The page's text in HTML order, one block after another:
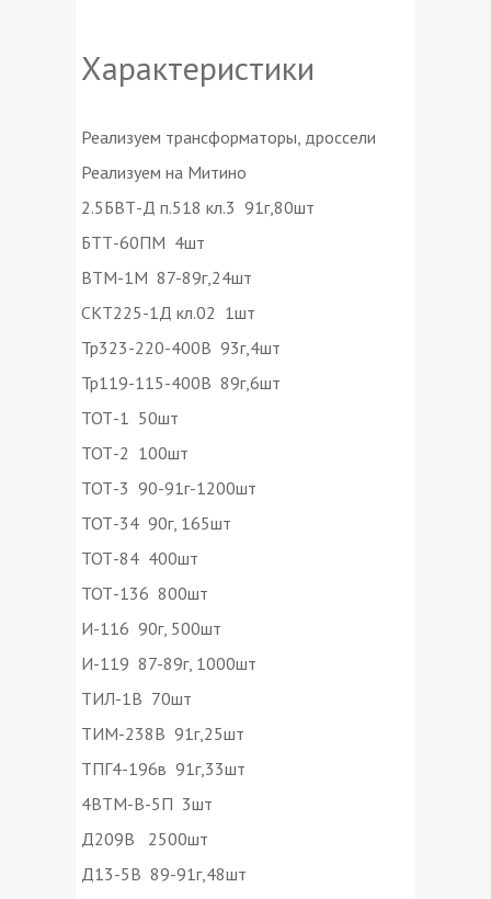
Характеристики
Реализуем трансформаторы, дроссели
Реализуем на Митино
2.5БВТ-Д п.518 кл.3 91г,80шт
БТТ-60ПМ 4шт
ВТМ-1М 87-89г,24шт
СКТ225-1Д кл.02 1шт
Тр323-220-400В 93г,4шт
Тр119-115-400В 89г,6шт
ТОТ-1 50шт
ТОТ-2 100шт
ТОТ-3 90-91г-1200шт
ТОТ-34 90г, 165шт
ТОТ-84 400шт
ТОТ-136 800шт
И-116 90г, 500шт
И-119 87-89г, 1000шт
ТИЛ-1В 70шт
ТИМ-238В 91г,25шт
ТПГ4-196в 91г,33шт
4ВТМ-В-5П 3шт
Д209В 2500шт
Д13-5В 89-91г,48шт